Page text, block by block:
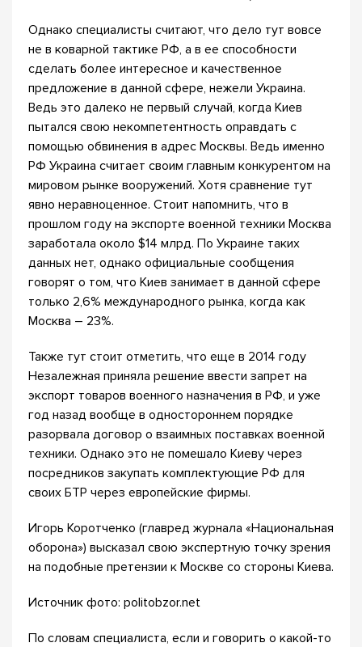
Однако специалисты считают, что дело тут вовсе
не в коварной тактике РФ, а в ее способности
сделать более интересное и качественное
предложение в данной сфере, нежели Украина.
Ведь это далеко не первый случай, когда Киев
пытался свою некомпетентность оправдать с
помощью обвинения в адрес Москвы. Ведь именно
РФ Украина считает своим главным конкурентом на
мировом рынке вооружений. Хотя сравнение тут
явно неравноценное. Стоит напомнить, что в
прошлом году на экспорте военной техники Москва
заработала около $14 млрд. По Украине таких
данных нет, однако официальные сообщения
говорят о том, что Киев занимает в данной сфере
только 2,6% международного рынка, когда как
Москва – 23%.
Также тут стоит отметить, что еще в 2014 году
Незалежная приняла решение ввести запрет на
экспорт товаров военного назначения в РФ, и уже
год назад вообще в одностороннем порядке
разорвала договор о взаимных поставках военной
техники. Однако это не помешало Киеву через
посредников закупать комплектующие РФ для
своих БТР через европейские фирмы.
Игорь Коротченко (главред журнала «Национальная
оборона») высказал свою экспертную точку зрения
на подобные претензии к Москве со стороны Киева.
Источник фото: politobzor.net
По словам специалиста, если и говорить о какой-то